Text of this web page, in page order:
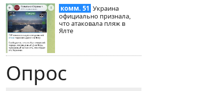
комм. 51 Украина
официально признала,
что атаковала пляж в
Ялте
Опрос